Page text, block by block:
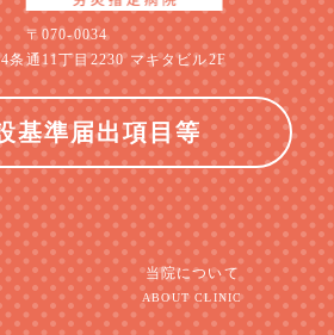
〒070-0034
条通11丁目2230 マキタビル2F
基準届出項目等
当院について
ABOUT CLINIC